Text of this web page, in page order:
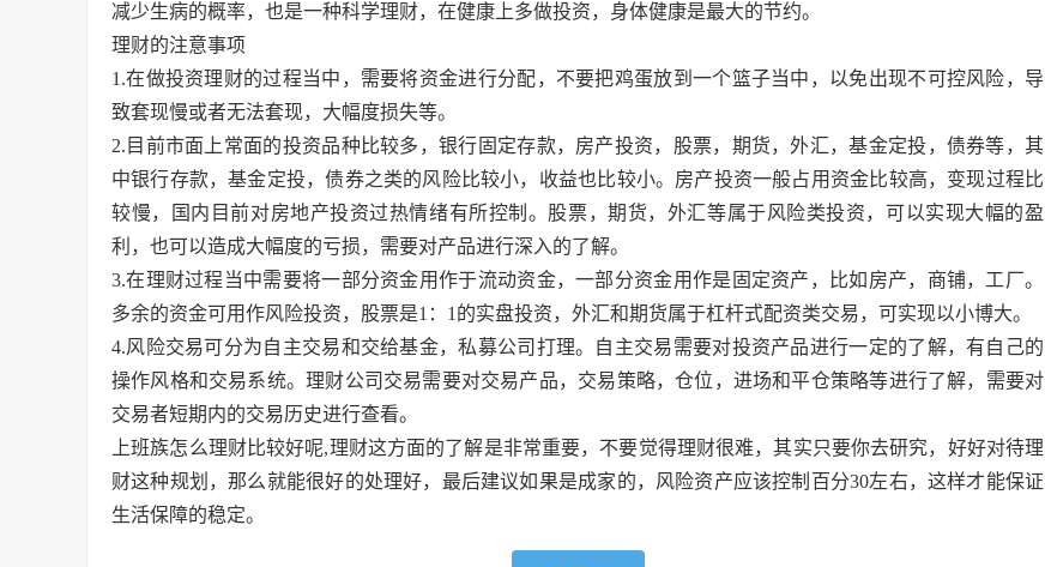
减少生病的概率，也是一种科学理财，在健康上多做投资，身体健康是最大的节约。
理财的注意事项
1.在做投资理财的过程当中，需要将资金进行分配，不要把鸡蛋放到一个篮子当中，以免出现不可控风险，导
致套现慢或者无法套现，大幅度损失等。
2.目前市面上常面的投资品种比较多，银行固定存款，房产投资，股票，期货，外汇，基金定投，债券等，其
中银行存款，基金定投，债券之类的风险比较小，收益也比较小。房产投资一般占用资金比较高，变现过程比
较慢，国内目前对房地产投资过热情绪有所控制。股票，期货，外汇等属于风险类投资，可以实现大幅的盈
利，也可以造成大幅度的亏损，需要对产品进行深入的了解。
3.在理财过程当中需要将一部分资金用作于流动资金，一部分资金用作是固定资产，比如房产，商铺，工厂。
多余的资金可用作风险投资，股票是1：1的实盘投资，外汇和期货属于杠杆式配资类交易，可实现以小博大。
4.风险交易可分为自主交易和交给基金，私募公司打理。自主交易需要对投资产品进行一定的了解，有自己的
操作风格和交易系统。理财公司交易需要对交易产品，交易策略，仓位，进场和平仓策略等进行了解，需要对
交易者短期内的交易历史进行查看。
上班族怎么理财比较好呢,理财这方面的了解是非常重要，不要觉得理财很难，其实只要你去研究，好好对待理
财这种规划，那么就能很好的处理好，最后建议如果是成家的，风险资产应该控制百分30左右，这样才能保证
生活保障的稳定。